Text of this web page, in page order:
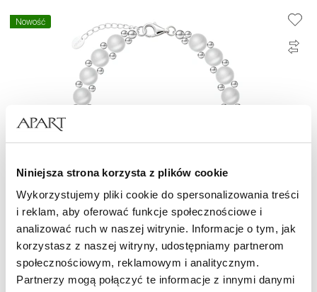
Niniejsza strona korzysta z plików cookie
Wykorzystujemy pliki cookie do spersonalizowania treści
i reklam, aby oferować funkcje społecznościowe i
analizować ruch w naszej witrynie. Informacje o tym, jak
korzystasz z naszej witryny, udostępniamy partnerom
społecznościowym, reklamowym i analitycznym.
Partnerzy mogą połączyć te informacje z innymi danymi
Nowość
Bransoletka srebrna z perłami
499 zł